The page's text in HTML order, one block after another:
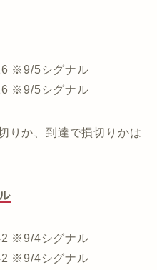
※9/5シグナル
※9/5シグナル
りか、到達で損切りかは
※9/4シグナル
※9/4シグナル